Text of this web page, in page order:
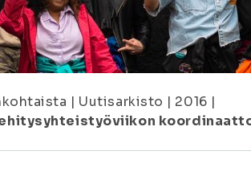
| Uutisarkisto | 2016 |